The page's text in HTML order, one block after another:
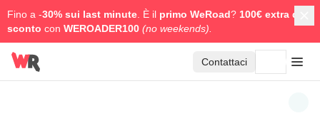
Fino a -30% sui last minute . È il primo WeRoad? 100€ extra di
sconto con WEROADER100 (no weekends).
Contattaci